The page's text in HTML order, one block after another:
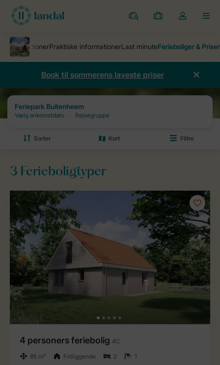
Parker
Mine
Toggle
my
account
dropdown
Book til sommerens laveste priser
Ferieparker Feriepark Buitenheem